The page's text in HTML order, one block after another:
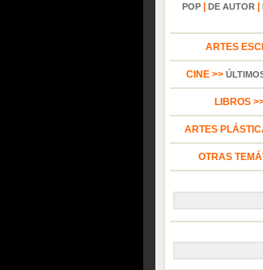
POP| DE AUTOR|
ARTES
CINE >>
LIBROS
ARTES
OTRAS